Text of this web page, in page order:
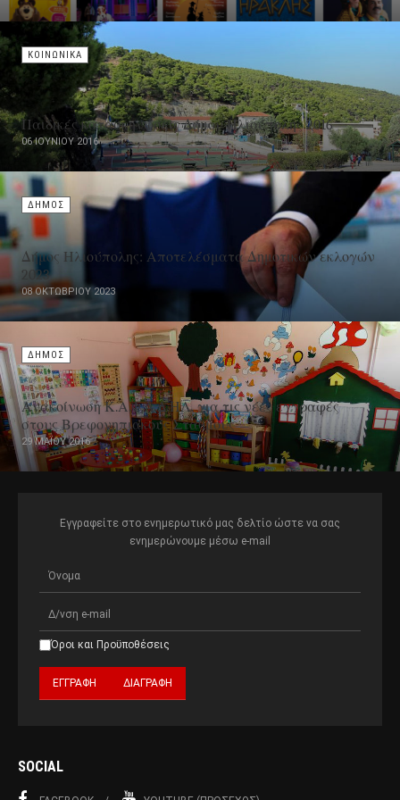
ΚΟΙΝΩΝΙΚΑ
Παιδικές κατασκηνώσεις Δήμου Ηλιούπολης 2016
06 ΙΟΥΝΊΟΥ 2016
ΔΗΜΟΣ
Δήμος Ηλιούπολης: Αποτελέσματα Δημοτικών εκλογών
2023
08 ΟΚΤΩΒΡΊΟΥ 2023
ΔΗΜΟΣ
Ανακοίνωση Κ.Α.Φ.Α.Δ.ΗΛ. για τις νέες εγγραφές
στους Βρεφονηπιακούς Σταθμούς
29 ΜΑΪ́ΟΥ 2016
Εγγραφείτε στο ενημερωτικό μας δελτίο ώστε να σας
ενημερώνουμε μέσω e-mail
Όροι και Προϋποθέσεις
SOCIAL